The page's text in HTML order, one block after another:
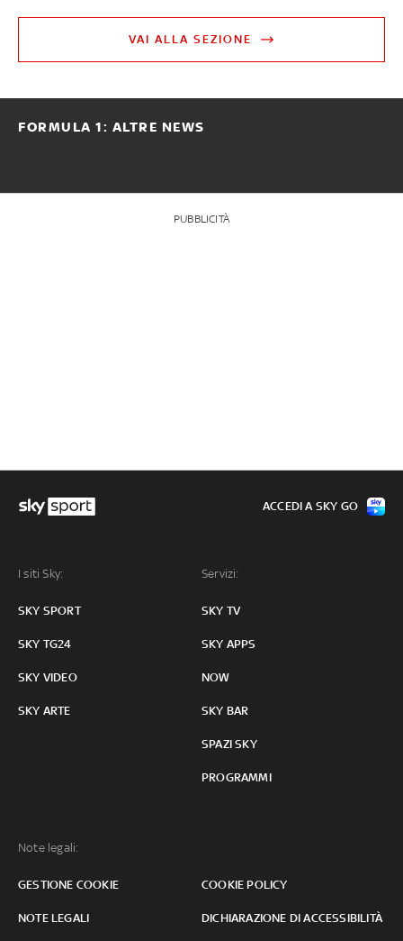
VAI ALLA SEZIONE
FORMULA 1: ALTRE NEWS
PUBBLICITÀ
I siti Sky:
SKY SPORT
SKY TG24
SKY VIDEO
SKY ARTE
Servizi:
SKY TV
SKY APPS
NOW
SKY BAR
SPAZI SKY
PROGRAMMI
Note legali:
GESTIONE COOKIE COOKIE POLICY
NOTE LEGALI DICHIARAZIONE DI ACCESSIBILITÀ
ACCEDI A SKY GO